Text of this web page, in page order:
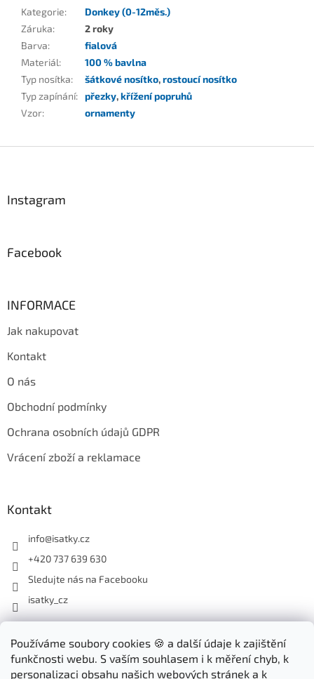
Používáme soubory cookies 🍪 a další údaje k zajištění
funkčnosti webu. S vaším souhlasem i k měření chyb, k
personalizaci obsahu našich webových stránek a k
Kategorie:
Donkey (0-12měs.)
Záruka:
2 roky
Barva:
fialová
Materiál:
100 % bavlna
Typ nosítka: šátkové nosítko,rostoucí nosítko
Typ zapínání: přezky,křížení popruhů
Vzor: ornamenty
Instagram
Facebook
INFORMACE
Jak nakupovat
Kontakt
O nás
Obchodní podmínky
Ochrana osobních údajů GDPR
Vrácení zboží a reklamace
Kontakt
info@isatky.cz
+420 737 639 630
Sledujte nás na Facebooku
isatky_cz
Odebírat newsletter
Vložte svůj e-mail a my vám budeme zasílat informace o nových